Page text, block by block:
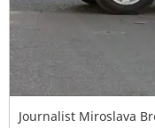
Journalist Miroslava